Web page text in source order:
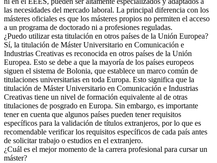
las necesidades del mercado laboral. La principal diferencia con los
másteres oficiales es que los másteres propios no permiten el acceso
a un programa de doctorado ni a profesiones reguladas.
¿Puedo utilizar esta titulación en otros países de la Unión Europea?
Sí, la titulación de Máster Universitario en Comunicación e
Industrias Creativas es reconocida en otros países de la Unión
Europea. Esto se debe a que la mayoría de los países europeos
siguen el sistema de Bolonia, que establece un marco común de
titulaciones universitarias en toda Europa. Esto significa que la
titulación de Máster Universitario en Comunicación e Industrias
Creativas tiene un nivel de formación equivalente al de otras
titulaciones de posgrado en Europa. Sin embargo, es importante
tener en cuenta que algunos países pueden tener requisitos
específicos para la validación de títulos extranjeros, por lo que es
recomendable verificar los requisitos específicos de cada país antes
de solicitar trabajo o estudios en el extranjero.
¿Cuál es el mejor momento de la carrera profesional para cursar un
máster?